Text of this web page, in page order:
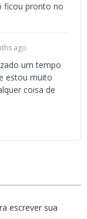
ficou pronto no
ago
um tempo
estou muito
coisa de
escrever sua